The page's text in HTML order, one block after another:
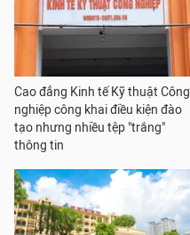
Cao đẳng Kinh tế Kỹ thuật Công
nghiệp công khai điều kiện đào
tạo nhưng nhiều tệp "trắng"
thông tin